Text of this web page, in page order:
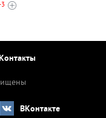
ВКонтакте